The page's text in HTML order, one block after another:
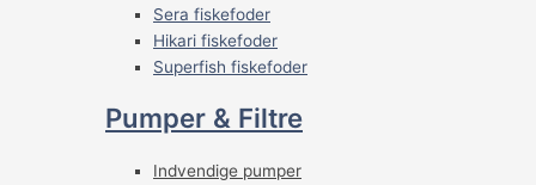
Sera fiskefoder
Hikari fiskefoder
Superfish fiskefoder
Pumper & Filtre
Indvendige pumper